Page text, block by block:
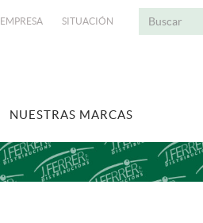
EMPRESA SITUACIÓN
NUESTRAS MARCAS